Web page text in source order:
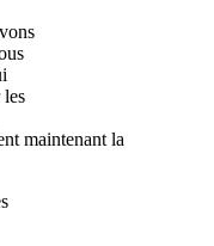
maintenant la